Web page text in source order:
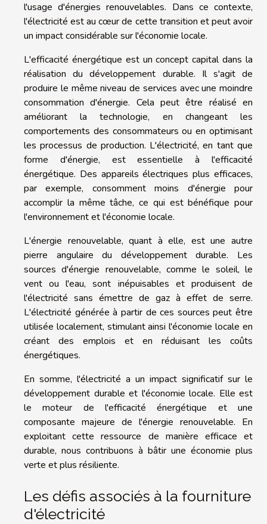
l'usage d'énergies renouvelables. Dans ce contexte,
l'électricité est au cœur de cette transition et peut avoir
un impact considérable sur l'économie locale.
L'efficacité énergétique est un concept capital dans la
réalisation du développement durable. Il s'agit de
produire le même niveau de services avec une moindre
consommation d'énergie. Cela peut être réalisé en
améliorant la technologie, en changeant les
comportements des consommateurs ou en optimisant
les processus de production. L'électricité, en tant que
forme d'énergie, est essentielle à l'efficacité
énergétique. Des appareils électriques plus efficaces,
par exemple, consomment moins d'énergie pour
accomplir la même tâche, ce qui est bénéfique pour
l'environnement et l'économie locale.
L'énergie renouvelable, quant à elle, est une autre
pierre angulaire du développement durable. Les
sources d'énergie renouvelable, comme le soleil, le
vent ou l'eau, sont inépuisables et produisent de
l'électricité sans émettre de gaz à effet de serre.
L'électricité générée à partir de ces sources peut être
utilisée localement, stimulant ainsi l'économie locale en
créant des emplois et en réduisant les coûts
énergétiques.
En somme, l'électricité a un impact significatif sur le
développement durable et l'économie locale. Elle est
le moteur de l'efficacité énergétique et une
composante majeure de l'énergie renouvelable. En
exploitant cette ressource de manière efficace et
durable, nous contribuons à bâtir une économie plus
verte et plus résiliente.
Les défis associés à la fourniture
d'électricité